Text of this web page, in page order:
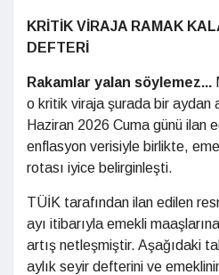
KRİTİK VİRAJA RAMAK
DEFTERİ
Rakamlar yalan söylemez...
o kritik viraja şurada bir aydan
Haziran 2026 Cuma günü ilan
enflasyon verisiyle birlikte,
rotası iyice belirginleşti.
TÜİK tarafından ilan edilen
ayı itibarıyla emekli
artış netleşmiştir. Aşağıdaki
aylık seyir defterini ve